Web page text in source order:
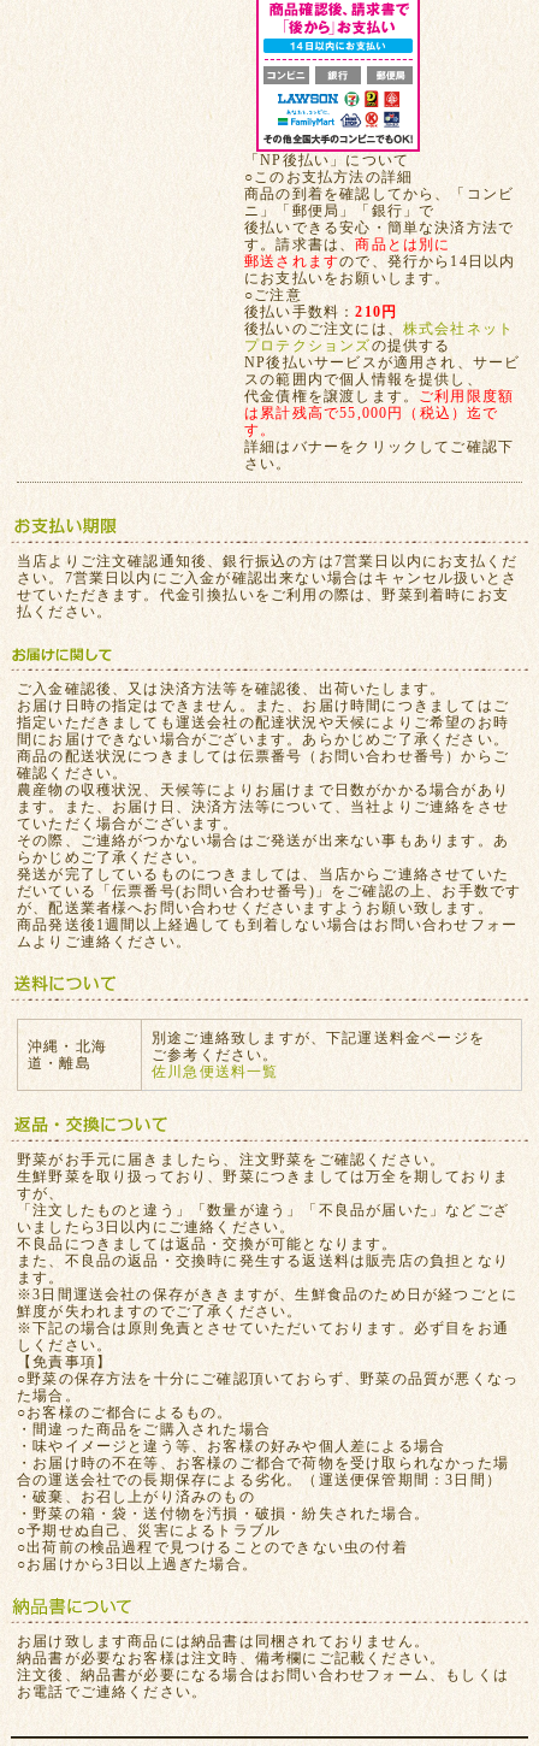
「NP後払い」について
○このお支払方法の詳細
商品の到着を確認してから、「コンビ
ニ」「郵便局」「銀行」で
後払いできる安心・簡単な決済方法で
す。請求書は、商品とは別に
郵送されますので、発行から14日以内
にお支払いをお願いします。
○ご注意
後払い手数料：210円
後払いのご注文には、 株式会社ネット
プロテクションズの提供する
NP後払いサービスが適用され、サービ
スの範囲内で個人情報を提供し、
代金債権を譲渡します。 ご利用限度額
は累計残高で55,000円（税込）迄で
す。
詳細はバナーをクリックしてご確認下
さい。
当店よりご注文確認通知後、銀行振込の方は7営業日以内にお支払くだ
さい。7営業日以内にご入金が確認出来ない場合はキャンセル扱いとさ
せていただきます。代金引換払いをご利用の際は、野菜到着時にお支
払ください。
ご入金確認後、又は決済方法等を確認後、出荷いたします。
お届け日時の指定はできません。また、お届け時間につきましてはご
指定いただきましても運送会社の配達状況や天候によりご希望のお時
間にお届けできない場合がございます。あらかじめご了承ください。
商品の配送状況につきましては伝票番号（お問い合わせ番号）からご
確認ください。
農産物の収穫状況、天候等によりお届けまで日数がかかる場合があり
ます。また、お届け日、決済方法等について、当社よりご連絡をさせ
ていただく場合がございます。
その際、ご連絡がつかない場合はご発送が出来ない事もあります。あ
らかじめご了承ください。
発送が完了しているものにつきましては、当店からご連絡させていた
だいている「伝票番号(お問い合わせ番号)」をご確認の上、お手数です
が、配送業者様へお問い合わせくださいますようお願い致します。
商品発送後1週間以上経過しても到着しない場合はお問い合わせフォー
ムよりご連絡ください。
沖縄・北海
道・離島
別途ご連絡致しますが、下記運送料金ページを
ご参考ください。
佐川急便送料一覧
野菜がお手元に届きましたら、注文野菜をご確認ください。
生鮮野菜を取り扱っており、野菜につきましては万全を期しておりま
すが、
「注文したものと違う」「数量が違う」「不良品が届いた」などござ
いましたら3日以内にご連絡ください。
不良品につきましては返品・交換が可能となります。
また、不良品の返品・交換時に発生する返送料は販売店の負担となり
ます。
※3日間運送会社の保存がききますが、生鮮食品のため日が経つごとに
鮮度が失われますのでご了承ください。
※下記の場合は原則免責とさせていただいております。必ず目をお通
しください。
【免責事項】
○野菜の保存方法を十分にご確認頂いておらず、野菜の品質が悪くなっ
た場合。
○お客様のご都合によるもの。
・間違った商品をご購入された場合
・味やイメージと違う等、お客様の好みや個人差による場合
・お届け時の不在等、お客様のご都合で荷物を受け取られなかった場
合の運送会社での長期保存による劣化。（運送便保管期間：3日間）
・破棄、お召し上がり済みのもの
・野菜の箱・袋・送付物を汚損・破損・紛失された場合。
○予期せぬ自己、災害によるトラブル
○出荷前の検品過程で見つけることのできない虫の付着
○お届けから3日以上過ぎた場合。
お届け致します商品には納品書は同梱されておりません。
納品書が必要なお客様は注文時、備考欄にご記載ください。
注文後、納品書が必要になる場合はお問い合わせフォーム、もしくは
お電話でご連絡ください。